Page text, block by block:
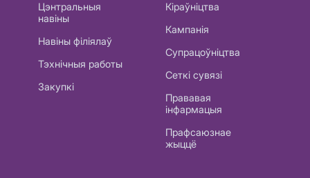
Цэнтральныя
навіны
Навіны філіялаў
Тэхнічныя работы
Закупкі
Кіраўніцтва
Кампанія
Супрацоўніцтва
Сеткі сувязі
Прававая
інфармацыя
Прафсаюзнае
жыццё